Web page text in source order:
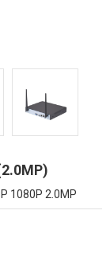
1080P 2.0MP